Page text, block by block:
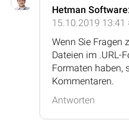
Hetman
15.10.2019 13:41
Wenn Sie Fragen
Dateien im .URL-
Formaten haben,
Kommentaren.
Antworten